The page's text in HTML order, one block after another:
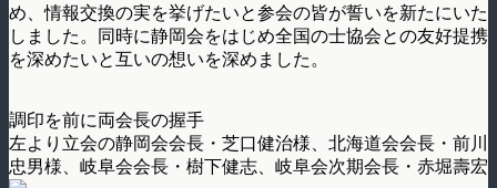
め、情報交換の実を挙げたいと参会の皆が誓いを新たにいた
しました。同時に静岡会をはじめ全国の士協会との友好提携
を深めたいと互いの想いを深めました。
調印を前に両会長の握手
左より立会の静岡会会長・芝口健治様、北海道会会長・前川
忠男様、岐阜会会長・樹下健志、岐阜会次期会長・赤堀壽宏